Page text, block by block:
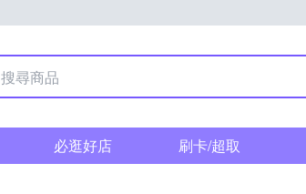
必逛好店 刷卡/超取